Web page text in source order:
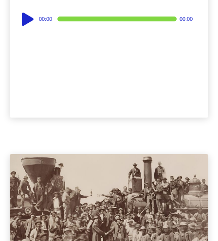
Audio
Player
00:00 00:00